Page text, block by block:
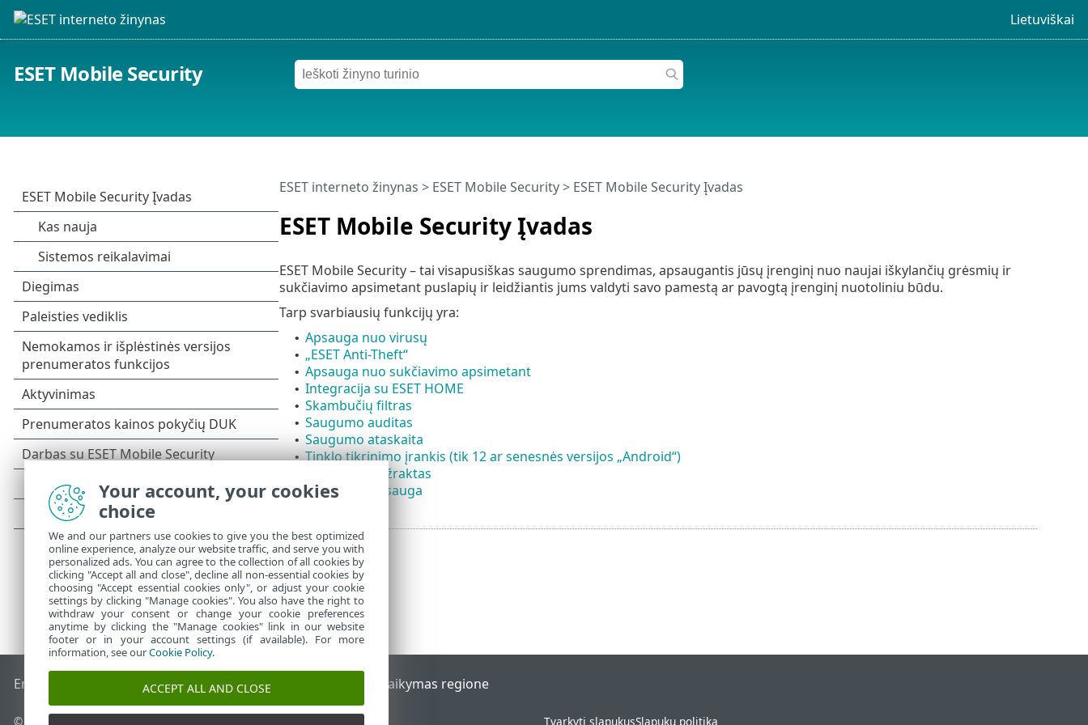
Lietuviškai
ESET Mobile Security
ESET Mobile Security Įvadas
ESET interneto žinynas > ESET Mobile Security> ESET Mobile Security Įvadas
ESET Mobile Security – tai visapusiškas saugumo sprendimas, apsaugantis jūsų įrenginį nuo naujai iškylančių grėsmių ir
sukčiavimo apsimetant puslapių ir leidžiantis jums valdyti savo pamestą ar pavogtą įrenginį nuotoliniu būdu.
Tarp svarbiausių funkcijų yra:
• Apsauga nuo virusų
• „ESET Anti-Theft“
• Apsauga nuo sukčiavimo apsimetant
• Integracija su ESET HOME
• Skambučių filtras
• Saugumo auditas
• Saugumo ataskaita
• Tinklo tikrinimo įrankis (tik 12 ar senesnės versijos „Android“)
Programos užraktas
• Mokėjimų apsauga
End of Life ESET žinių bazėESET forumasESET Status Portal Palaikymas regione
© 1992 - 2026 ESET, spol. s r.o. - Visos teisės saugomos. Tvarkyti slapukusSlapukų politika
Your account, your cookies
choice
We and our partners use cookies to give you the best optimized
online experience, analyze our website traffic, and serve you with
personalized ads. You can agree to the collection of all cookies by
clicking "Accept all and close", decline all non-essential cookies by
choosing "Accept essential cookies only", or adjust your cookie
settings by clicking "Manage cookies". You also have the right to
withdraw your consent or change your cookie preferences
anytime by clicking the "Manage cookies" link in our website
footer or in your account settings (if available). For more
information, see ourCookie Policy.
ACCEPT ALL AND CLOSE